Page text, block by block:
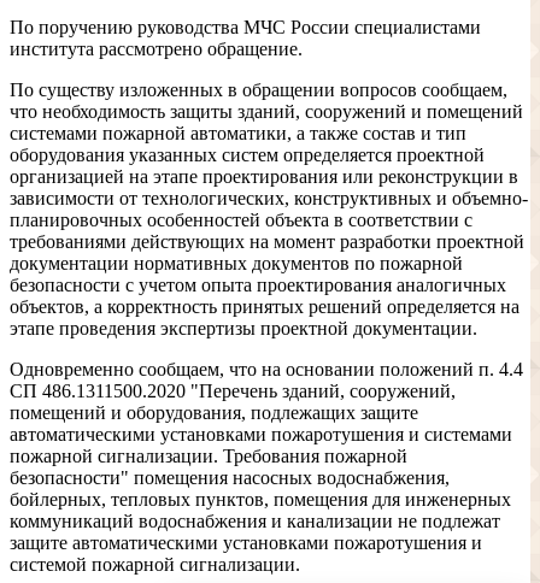
По поручению руководства МЧС России специалистами
института рассмотрено обращение.
По существу изложенных в обращении вопросов сообщаем,
что необходимость защиты зданий, сооружений и помещений
системами пожарной автоматики, а также состав и тип
оборудования указанных систем определяется проектной
организацией на этапе проектирования или реконструкции в
зависимости от технологических, конструктивных и объемно-
планировочных особенностей объекта в соответствии с
требованиями действующих на момент разработки проектной
документации нормативных документов по пожарной
безопасности с учетом опыта проектирования аналогичных
объектов, а корректность принятых решений определяется на
этапе проведения экспертизы проектной документации.
Одновременно сообщаем, что на основании положений п. 4.4
СП 486.1311500.2020 "Перечень зданий, сооружений,
помещений и оборудования, подлежащих защите
автоматическими установками пожаротушения и системами
пожарной сигнализации. Требования пожарной
безопасности" помещения насосных водоснабжения,
бойлерных, тепловых пунктов, помещения для инженерных
коммуникаций водоснабжения и канализации не подлежат
защите автоматическими установками пожаротушения и
системой пожарной сигнализации.